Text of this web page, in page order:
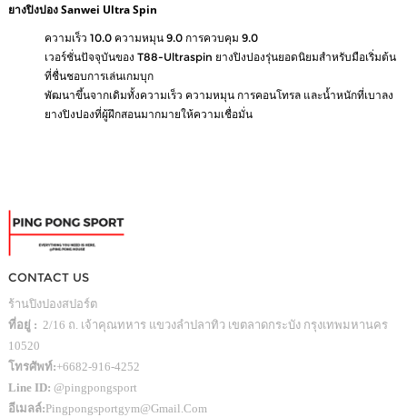
ยางปิงปอง Sanwei Ultra Spin
ความเร็ว 10.0 ความหมุน 9.0 การควบคุม 9.0
เวอร์ชั่นปัจจุบันของ T88-Ultraspin ยางปิงปองรุ่นยอดนิยมสำหรับมือเริ่มต้น
ที่ชื่นชอบการเล่นเกมบุก
พัฒนาขึ้นจากเดิมทั้งความเร็ว ความหมุน การคอนโทรล และน้ำหนักที่เบาลง
ยางปิงปองที่ผู้ฝึกสอนมากมายให้ความเชื่อมั่น
CONTACT US
ร้านปิงปองสปอร์ต
ที่อยู่ : 2/16 ถ. เจ้าคุณทหาร แขวงลำปลาทิว เขตลาดกระบัง กรุงเทพมหานคร
10520
โทรศัพท์:+6682-916-4252
Line ID: @pingpongsport
อีเมลล์:Pingpongsportgym@gmail.com